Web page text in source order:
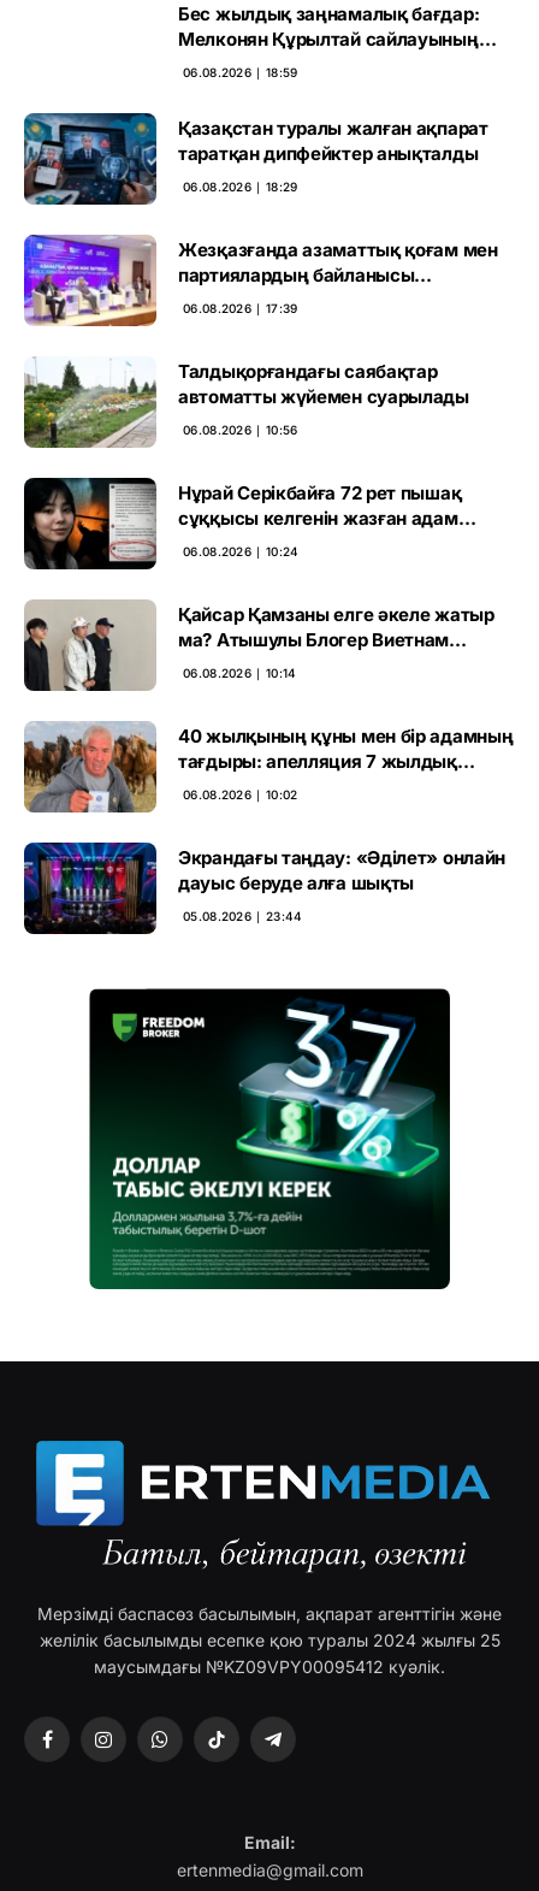
Бес жылдық заңнамалық бағдар:
Мелконян Құрылтай сайлауының
маңызын бағалады
06.08.2026 ∣ 18:59
Қазақстан туралы жалған ақпарат
таратқан дипфейктер анықталды
06.08.2026 ∣ 18:29
Жезқазғанда азаматтық қоғам мен
партиялардың байланысы
талқыланды
06.08.2026 ∣ 17:39
Талдықорғандағы саябақтар
автоматты жүйемен суарылады
06.08.2026 ∣ 10:56
Нұрай Серікбайға 72 рет пышақ
сұққысы келгенін жазған адам
ұсталды
06.08.2026 ∣ 10:24
Қайсар Қамзаны елге әкеле жатыр
ма? Атышулы Блогер Виетнам
әуежайында көзге түсті
06.08.2026 ∣ 10:14
40 жылқының құны мен бір адамның
тағдыры: апелляция 7 жылдық
үкімді бұзды
06.08.2026 ∣ 10:02
Экрандағы таңдау: «Әділет» онлайн
дауыс беруде алға шықты
05.08.2026 ∣ 23:44
Мерзімді баспасөз басылымын, ақпарат агенттігін және
желілік басылымды есепке қою туралы 2024 жылғы 25
маусымдағы №KZ09VPY00095412 куәлік.
FacebookInstagramWhatsAppTikTok Telegram
Email:
ertenmedia@gmail.com